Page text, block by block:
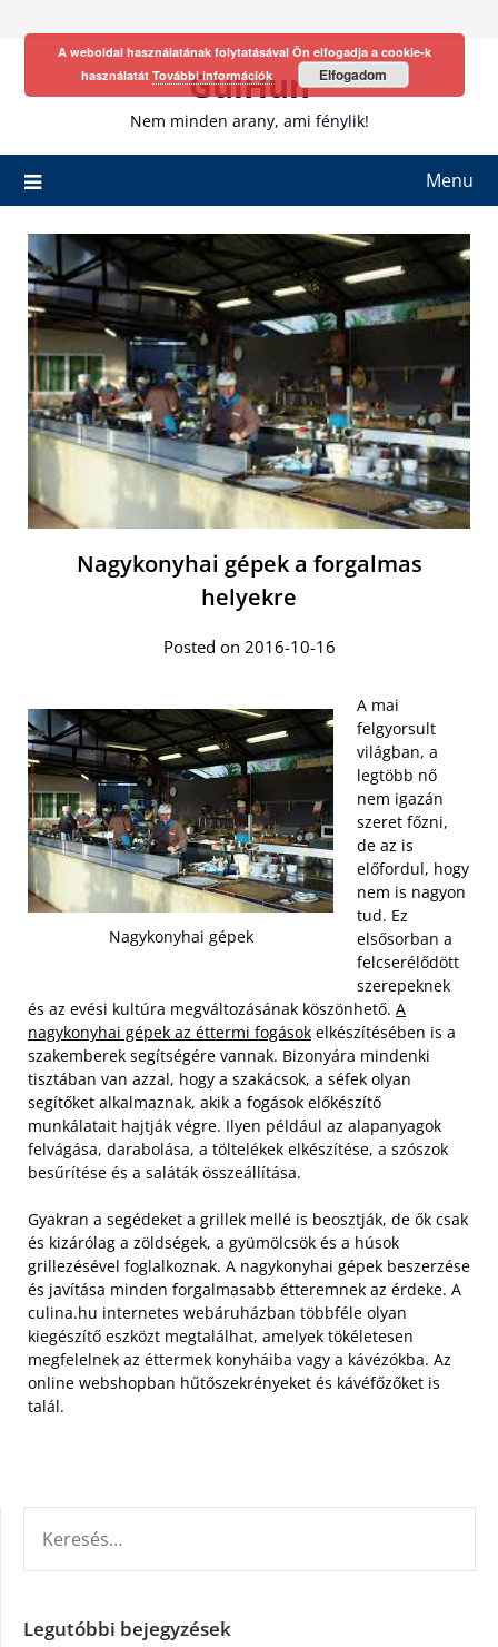
GulHun
Nem minden arany, ami fénylik!
Menu
Nagykonyhai gépek a forgalmas
helyekre
Posted on 2016-10-16
Nagykonyhai gépek
A mai
felgyorsult
világban, a
legtöbb nő
nem igazán
szeret főzni,
de az is
előfordul, hogy
nem is nagyon
tud. Ez
elsősorban a
felcserélődött
szerepeknek
és az evési kultúra megváltozásának köszönhető. A
nagykonyhai gépek az éttermi fogások elkészítésében is a
szakemberek segítségére vannak. Bizonyára mindenki
tisztában van azzal, hogy a szakácsok, a séfek olyan
segítőket alkalmaznak, akik a fogások előkészítő
munkálatait hajtják végre. Ilyen például az alapanyagok
felvágása, darabolása, a töltelékek elkészítése, a szószok
besűrítése és a saláták összeállítása.
Gyakran a segédeket a grillek mellé is beosztják, de ők csak
és kizárólag a zöldségek, a gyümölcsök és a húsok
grillezésével foglalkoznak. A nagykonyhai gépek beszerzése
és javítása minden forgalmasabb étteremnek az érdeke. A
culina.hu internetes webáruházban többféle olyan
kiegészítő eszközt megtalálhat, amelyek tökéletesen
megfelelnek az éttermek konyháiba vagy a kávézókba. Az
online webshopban hűtőszekrényeket és kávéfőzőket is
talál.
Legutóbbi bejegyzések
A weboldal használatának folytatásával Ön elfogadja a cookie-k
használatát További információk Elfogadom